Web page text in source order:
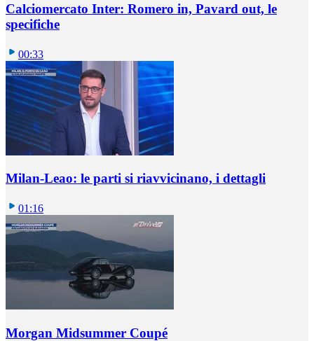
Calciomercato Inter: Romero in, Pavard out, le
specifiche
00:33
Milan-Leao: le parti si riavvicinano, i dettagli
01:16
Morgan Midsummer Coupé